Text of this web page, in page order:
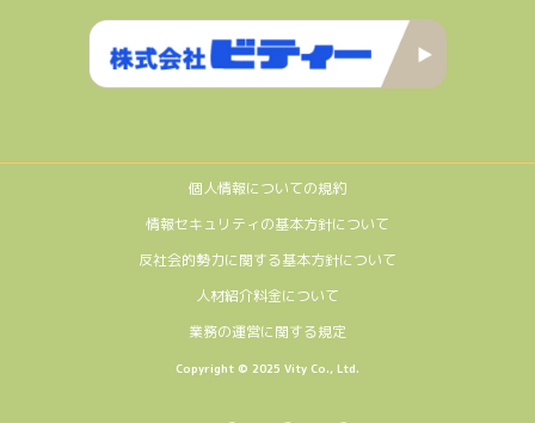
個人情報についての規約
情報セキュリティの基本方針について
反社会的勢力に関する基本方針について
人材紹介料金について
業務の運営に関する規定
Copyright © 2025 Vity Co., Ltd.